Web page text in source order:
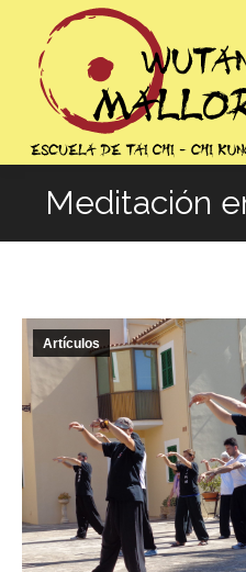
Meditación
Artículos